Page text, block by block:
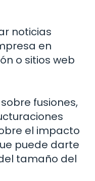
noticias
en
o sitios web
fusiones,
el impacto
puede darte
tamaño del